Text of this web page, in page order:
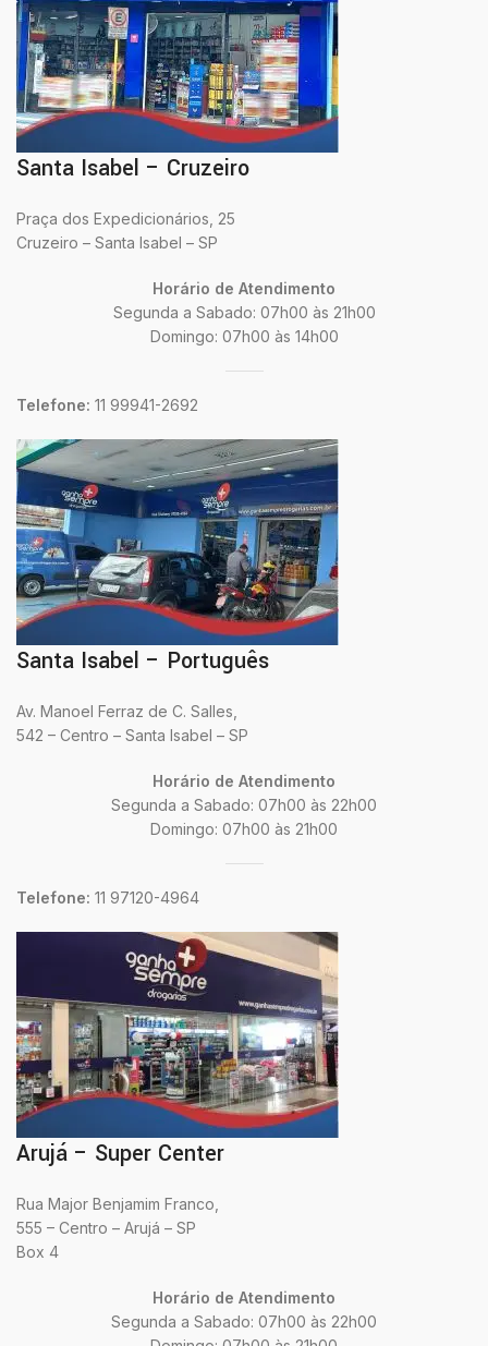
Santa Isabel – Cruzeiro
Praça dos Expedicionários, 25
Cruzeiro – Santa Isabel – SP
Horário de Atendimento
Segunda a Sabado: 07h00 às 21h00
Domingo: 07h00 às 14h00
Telefone: 11 99941-2692
Santa Isabel – Português
Av. Manoel Ferraz de C. Salles,
542 – Centro – Santa Isabel – SP
Horário de Atendimento
Segunda a Sabado: 07h00 às 22h00
Domingo: 07h00 às 21h00
Telefone: 11 97120-4964
Arujá – Super Center
Rua Major Benjamim Franco,
555 – Centro – Arujá – SP
Box 4
Horário de Atendimento
Segunda a Sabado: 07h00 às 22h00